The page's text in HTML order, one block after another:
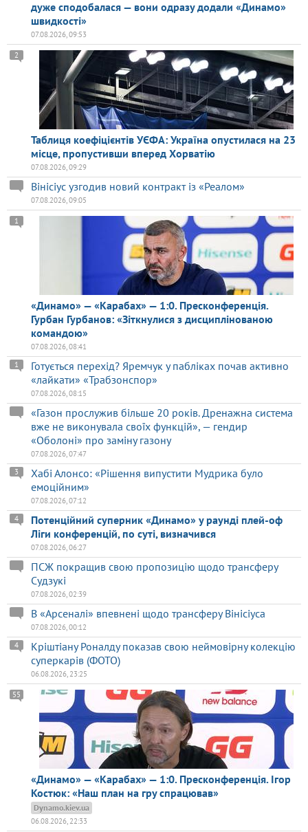
дуже сподобалася — вони одразу додали «Динамо»
швидкості»
07.08.2026, 09:53
Таблиця коефіцієнтів УЄФА: Україна опустилася на 23
місце, пропустивши вперед Хорватію
2
07.08.2026, 09:29
Вінісіус узгодив новий контракт із «Реалом»
07.08.2026, 09:05
«Динамо» — «Карабах» — 1:0. Пресконференція.
Гурбан Гурбанов: «Зіткнулися з дисциплінованою
командою»
1
07.08.2026, 08:41
Готується перехід? Яремчук у пабліках почав активно
«лайкати» «Трабзонспор»
1
07.08.2026, 08:15
«Газон прослужив більше 20 років. Дренажна система
вже не виконувала своїх функцій», — гендир
«Оболоні» про заміну газону
07.08.2026, 07:47
Хабі Алонсо: «Рішення випустити Мудрика було
емоційним»
3
07.08.2026, 07:12
Потенційний суперник «Динамо» у раунді плей-оф
Ліги конференцій, по суті, визначився
4
07.08.2026, 06:27
ПСЖ покращив свою пропозицію щодо трансферу
Судзукі
07.08.2026, 02:39
В «Арсеналі» впевнені щодо трансферу Вінісіуса
07.08.2026, 00:12
Кріштіану Роналду показав свою неймовірну колекцію
суперкарів (ФОТО)
4
06.08.2026, 23:25
«Динамо» — «Карабах» — 1:0. Пресконференція. Ігор
Костюк: «Наш план на гру спрацював»
55
Dynamo.kiev.ua
06.08.2026, 22:33